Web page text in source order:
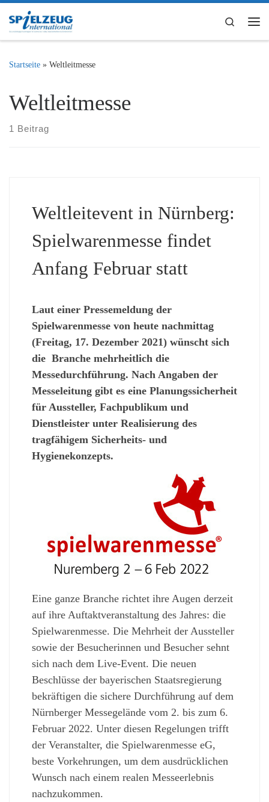
Zum Inhalt springen
Search
Startseite » Weltleitmesse
Weltleitmesse
1 Beitrag
Weltleitevent in Nürnberg:
Spielwarenmesse findet
Anfang Februar statt
Laut einer Pressemeldung der
Spielwarenmesse von heute nachmittag
(Freitag, 17. Dezember 2021) wünscht sich
die Branche mehrheitlich die
Messedurchführung. Nach Angaben der
Messeleitung gibt es eine Planungssicherheit
für Aussteller, Fachpublikum und
Dienstleister unter Realisierung des
tragfähigem Sicherheits- und
Hygienekonzepts.
Eine ganze Branche richtet ihre Augen derzeit
auf ihre Auftaktveranstaltung des Jahres: die
Spielwarenmesse. Die Mehrheit der Aussteller
sowie der Besucherinnen und Besucher sehnt
sich nach dem Live-Event. Die neuen
Beschlüsse der bayerischen Staatsregierung
bekräftigen die sichere Durchführung auf dem
Nürnberger Messegelände vom 2. bis zum 6.
Februar 2022. Unter diesen Regelungen trifft
der Veranstalter, die Spielwarenmesse eG,
beste Vorkehrungen, um dem ausdrücklichen
Wunsch nach einem realen Messeerlebnis
nachzukommen.